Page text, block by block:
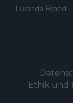
Lucinda Brand
Ethik und